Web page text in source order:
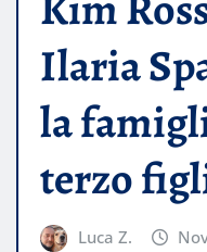
Ilaria
la
terzo
Luca Z.